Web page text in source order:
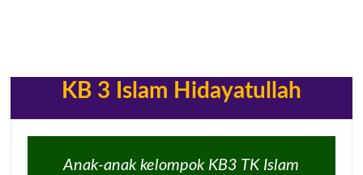
KB 3 Islam Hidayatullah
Anak-anak kelompok KB3 TK Islam